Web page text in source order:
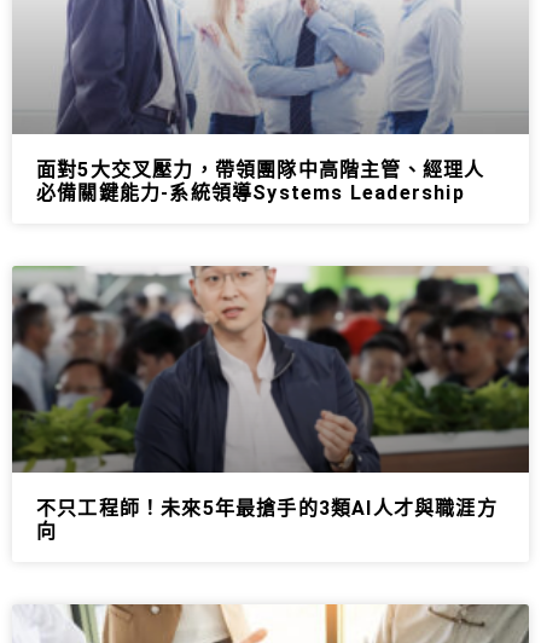
面對5大交叉壓力，帶領團隊中高階主管、經理人
必備關鍵能力-系統領導Systems Leadership
不只工程師！未來5年最搶手的3類AI人才與職涯方
向